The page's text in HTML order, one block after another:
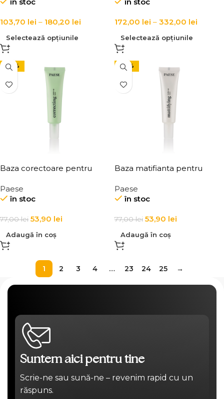
103,70 lei – 180,20 lei
Selectează opțiunile
Label.m M-Plex Bond
172,00 lei – 332,00 lei
Selectează opțiunile
-30%
Baza corectoare pentru
Make-up Base 30ml
Paese
în stoc
77,00lei 53,90 lei
Adaugă în coș
-30%
Baza matifianta pentru
Make-Up Base 30ml
Paese
în stoc
77,00lei 53,90 lei
Adaugă în coș
1 2 3 4 … 23 24 25 →
Suntem aici pentru tine
Scrie-ne sau sună-ne – revenim rapid cu un
răspuns.